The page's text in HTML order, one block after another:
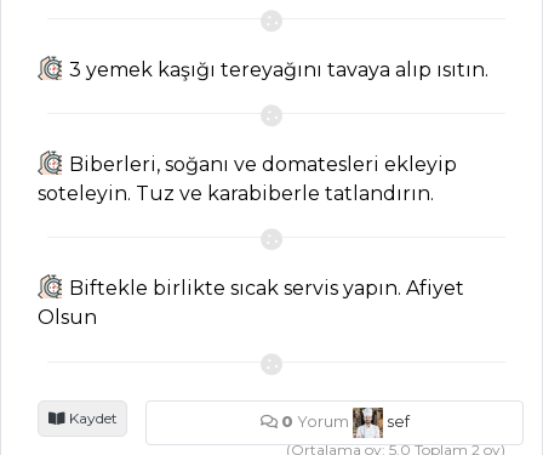
Soyalı Sebze
Salatası
Salatalar Tüm
Tarifleri
BALIK
YEMEKLERI
3 yemek kaşığı tereyağını tavaya alıp ısıtın.
Biberleri, soğanı ve domatesleri ekleyip
soteleyin. Tuz ve karabiberle tatlandırın.
Biftekle birlikte sıcak servis yapın. Afiyet
Olsun
Kaydet 0 Yorum
sef
(Ortalama oy:5.0Toplam2oy)